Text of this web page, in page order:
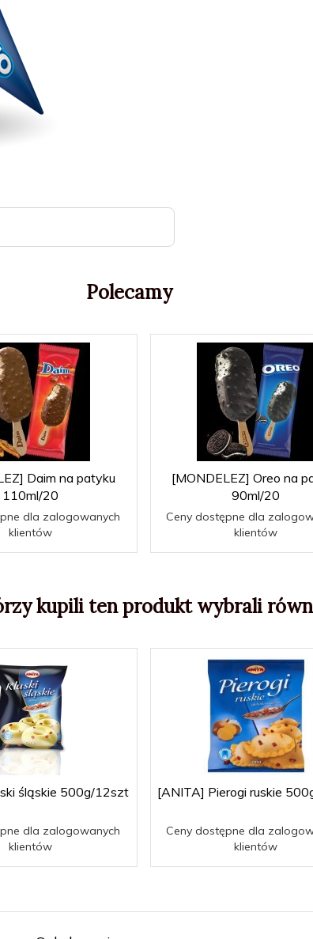
Polecamy
Daim na patyku
110ml/20
dla zalogowanych
klientów
[MONDELEZ] Oreo na
90ml/20
Ceny dostępne dla
klientów
kupili ten produkt wybrali
śląskie 500g/12szt
dla zalogowanych
klientów
[ANITA] Pierogi ruskie
Ceny dostępne dla
klientów